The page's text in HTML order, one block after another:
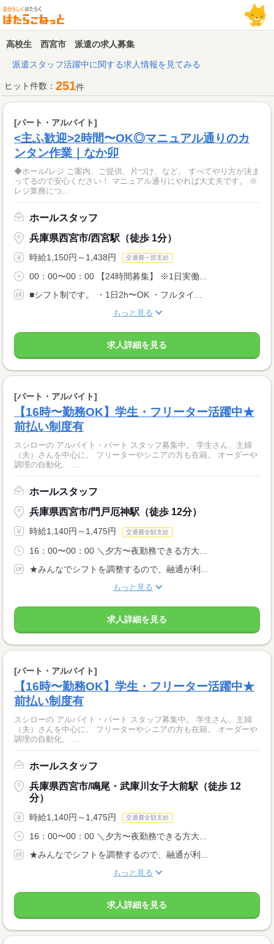
高校生 西宮市 派遣の求人募集
派遣スタッフ活躍中に関する求人情報を見てみる
ヒット件数： 251件
[パート・アルバイト]
<主ふ歓迎>2時間〜OK◎マニュアル通りのカ
ンタン作業｜なか卯
◆ホール/レジ ご案内、ご提供、片づけ、など。 すべてやり方が決ま
ってるので安心ください！ マニュアル通りにやれば大丈夫です。 ※
レジ業務につ...
ホールスタッフ
兵庫県西宮市/西宮駅（徒歩 1分）
時給1,150円～1,438円 交通費一部支給
00：00〜00：00 【24時間募集】 ※1日実働...
■シフト制です。 ・1日2h〜OK ・フルタイ...
もっと見る
求人詳細を見る
[パート・アルバイト]
【16時〜勤務OK】学生・フリーター活躍中★
前払い制度有
スシローの アルバイト・パート スタッフ募集中。 学生さん、主婦
（夫）さんを中心に、 フリーターやシニアの方も在籍。 オーダーや
調理の自動化、 ...
ホールスタッフ
兵庫県西宮市/門戸厄神駅（徒歩 12分）
時給1,140円～1,475円 交通費全額支給
16：00〜00：00 ＼夕方〜夜勤務できる方大...
★みんなでシフトを調整するので、融通が利...
もっと見る
求人詳細を見る
[パート・アルバイト]
【16時〜勤務OK】学生・フリーター活躍中★
前払い制度有
スシローの アルバイト・パート スタッフ募集中。 学生さん、主婦
（夫）さんを中心に、 フリーターやシニアの方も在籍。 オーダーや
調理の自動化、 ...
ホールスタッフ
兵庫県西宮市/鳴尾・武庫川女子大前駅（徒歩 12
分）
時給1,140円～1,475円 交通費全額支給
16：00〜00：00 ＼夕方〜夜勤務できる方大...
★みんなでシフトを調整するので、融通が利...
もっと見る
求人詳細を見る